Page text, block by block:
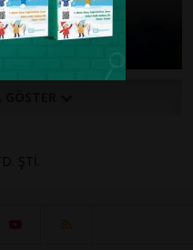
Çalışma